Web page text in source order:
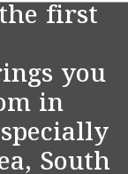
first
you
in
South